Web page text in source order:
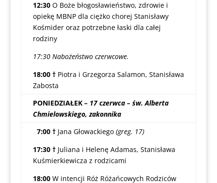
12:30 O Boże błogosławieństwo, zdrowie i
opiekę MBNP dla ciężko chorej Stanisławy
Kośmider oraz potrzebne łaski dla całej
rodziny
17:30 Nabożeństwo czerwcowe.
18:00 † Piotra i Grzegorza Salamon, Stanisława
Zabosta
PONIEDZIAŁEK – 17 czerwca – św. Alberta
Chmielowskiego, zakonnika
7:00 † Jana Głowackiego(greg. 17)
17:30 † Juliana i Helenę Adamas, Stanisława
Kuśmierkiewicza z rodzicami
18:00 W intencji Róż Różańcowych Rodziców